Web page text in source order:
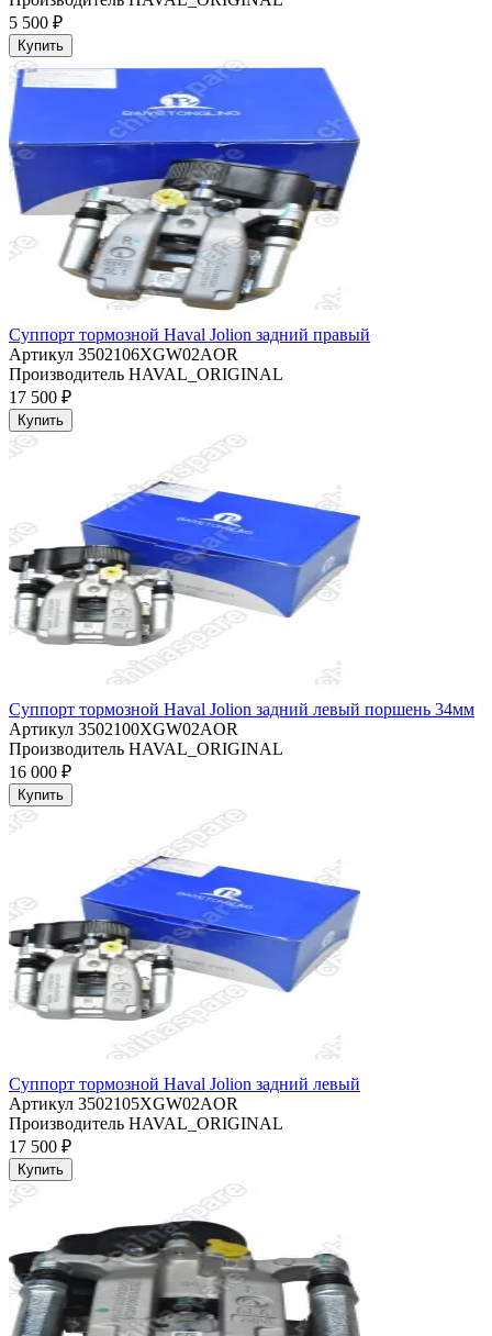
5 500 ₽
Купить
Суппорт тормозной Haval Jolion задний правый
Артикул 3502106XGW02AOR
Производитель HAVAL_ORIGINAL
17 500 ₽
Купить
Суппорт тормозной Haval Jolion задний левый поршень 34мм
Артикул 3502100XGW02AOR
Производитель HAVAL_ORIGINAL
16 000 ₽
Купить
Суппорт тормозной Haval Jolion задний левый
Артикул 3502105XGW02AOR
Производитель HAVAL_ORIGINAL
17 500 ₽
Купить